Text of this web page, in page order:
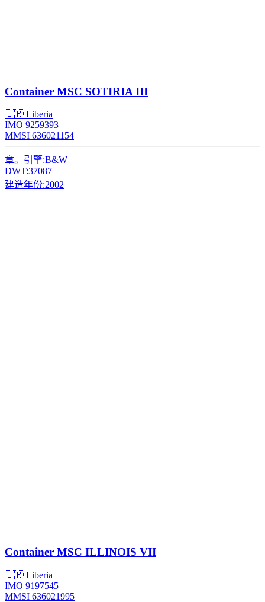
Container MSC SOTIRIA III
🇱🇷 Liberia
IMO 9259393
MMSI 636021154
章。引擎:B&W
DWT:37087
建造年份:2002
Container MSC ILLINOIS VII
🇱🇷 Liberia
IMO 9197545
MMSI 636021995